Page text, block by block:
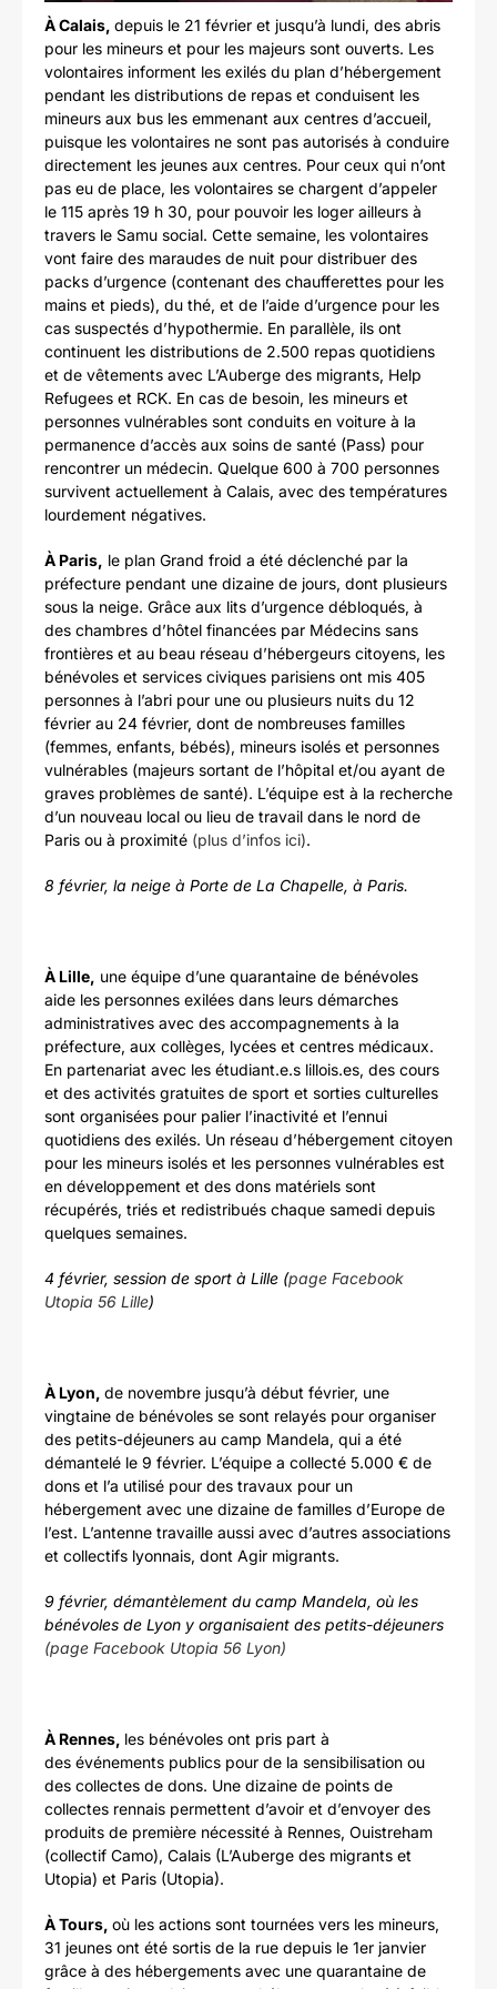
À Calais, depuis le 21 février et jusqu’à lundi, des abris
pour les mineurs et pour les majeurs sont ouverts. Les
volontaires informent les exilés du plan d’hébergement
pendant les distributions de repas et conduisent les
mineurs aux bus les emmenant aux centres d’accueil,
puisque les volontaires ne sont pas autorisés à conduire
directement les jeunes aux centres. Pour ceux qui n’ont
pas eu de place, les volontaires se chargent d’appeler
le 115 après 19 h 30, pour pouvoir les loger ailleurs à
travers le Samu social. Cette semaine, les volontaires
vont faire des maraudes de nuit pour distribuer des
packs d’urgence (contenant des chaufferettes pour les
mains et pieds), du thé, et de l’aide d’urgence pour les
cas suspectés d’hypothermie. En parallèle, ils ont
continuent les distributions de 2.500 repas quotidiens
et de vêtements avec L’Auberge des migrants, Help
Refugees et RCK. En cas de besoin, les mineurs et
personnes vulnérables sont conduits en voiture à la
permanence d’accès aux soins de santé (Pass) pour
rencontrer un médecin. Quelque 600 à 700 personnes
survivent actuellement à Calais, avec des températures
lourdement négatives.
À Paris, le plan Grand froid a été déclenché par la
préfecture pendant une dizaine de jours, dont plusieurs
sous la neige. Grâce aux lits d’urgence débloqués, à
des chambres d’hôtel financées par Médecins sans
frontières et au beau réseau d’hébergeurs citoyens, les
bénévoles et services civiques parisiens ont mis 405
personnes à l’abri pour une ou plusieurs nuits du 12
février au 24 février, dont de nombreuses familles
(femmes, enfants, bébés), mineurs isolés et personnes
vulnérables (majeurs sortant de l’hôpital et/ou ayant de
graves problèmes de santé). L’équipe est à la recherche
d’un nouveau local ou lieu de travail dans le nord de
Paris ou à proximité (plus d’infos ici).
8 février, la neige à Porte de La Chapelle, à Paris.
À Lille, une équipe d’une quarantaine de bénévoles
aide les personnes exilées dans leurs démarches
administratives avec des accompagnements à la
préfecture, aux collèges, lycées et centres médicaux.
En partenariat avec les étudiant.e.s lillois.es, des cours
et des activités gratuites de sport et sorties culturelles
sont organisées pour palier l’inactivité et l’ennui
quotidiens des exilés. Un réseau d’hébergement citoyen
pour les mineurs isolés et les personnes vulnérables est
en développement et des dons matériels sont
récupérés, triés et redistribués chaque samedi depuis
quelques semaines.
4 février, session de sport à Lille (page Facebook
Utopia 56 Lille)
À Lyon, de novembre jusqu’à début février, une
vingtaine de bénévoles se sont relayés pour organiser
des petits-déjeuners au camp Mandela, qui a été
démantelé le 9 février. L’équipe a collecté 5.000 € de
dons et l’a utilisé pour des travaux pour un
hébergement avec une dizaine de familles d’Europe de
l’est. L’antenne travaille aussi avec d’autres associations
et collectifs lyonnais, dont Agir migrants.
9 février, démantèlement du camp Mandela, où les
bénévoles de Lyon y organisaient des petits-déjeuners
(page Facebook Utopia 56 Lyon)
À Rennes, les bénévoles ont pris part à
des événements publics pour de la sensibilisation ou
des collectes de dons. Une dizaine de points de
collectes rennais permettent d’avoir et d’envoyer des
produits de première nécessité à Rennes, Ouistreham
(collectif Camo), Calais (L’Auberge des migrants et
Utopia) et Paris (Utopia).
À Tours, où les actions sont tournées vers les mineurs,
31 jeunes ont été sortis de la rue depuis le 1er janvier
grâce à des hébergements avec une quarantaine de